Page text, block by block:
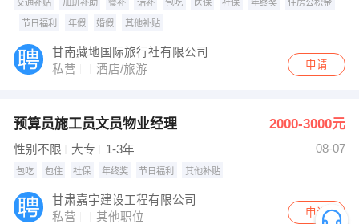
交通补贴 加班补助 餐补 话补 包吃 医保 社保 年终奖 住房公积金
节日福利 年假 婚假 其他补贴
甘南藏地国际旅行社有限公司
私营
酒店/旅游 申请
预算员施工员文员物业经理 2000-3000元
性别不限 大专 1-3年 08-07
包吃 包住 社保 年终奖 节日福利 其他补贴
甘肃嘉宇建设工程有限公司
私营
其他职位 申请